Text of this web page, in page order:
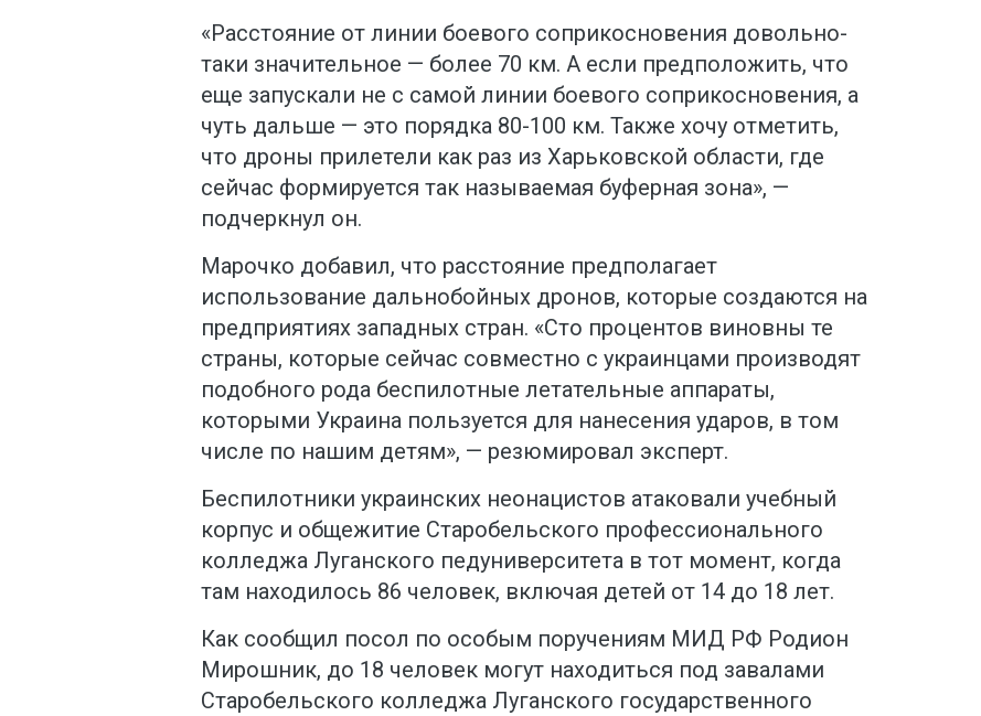
«Расстояние от линии боевого соприкосновения довольно-
таки значительное — более 70 км. А если предположить, что
еще запускали не с самой линии боевого соприкосновения, а
чуть дальше — это порядка 80-100 км. Также хочу отметить,
что дроны прилетели как раз из Харьковской области, где
сейчас формируется так называемая буферная зона», —
подчеркнул он.
Марочко добавил, что расстояние предполагает
использование дальнобойных дронов, которые создаются на
предприятиях западных стран. «Сто процентов виновны те
страны, которые сейчас совместно с украинцами производят
подобного рода беспилотные летательные аппараты,
которыми Украина пользуется для нанесения ударов, в том
числе по нашим детям», — резюмировал эксперт.
Беспилотники украинских неонацистов атаковали учебный
корпус и общежитие Старобельского профессионального
колледжа Луганского педуниверситета в тот момент, когда
там находилось 86 человек, включая детей от 14 до 18 лет.
Как сообщил посол по особым поручениям МИД РФ Родион
Мирошник, до 18 человек могут находиться под завалами
Старобельского колледжа Луганского государственного